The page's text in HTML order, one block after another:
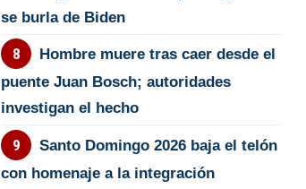
se burla de Biden
Hombre muere tras caer desde el
puente Juan Bosch; autoridades
investigan el hecho
Santo Domingo 2026 baja el telón
con homenaje a la integración